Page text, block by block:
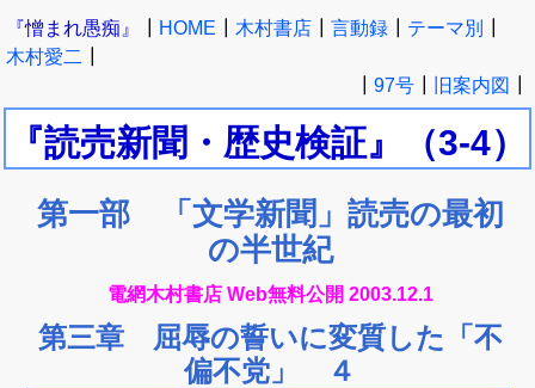
『憎まれ愚痴』 HOME 木村書店 言動録 テーマ別
木村愛二
97号 旧案内図
『読売新聞・歴史検証』 （3-4）
第一部 「文学新聞」読売の最初
の半世紀
電網木村書店 Web無料公開 2003.12.1
第三章 屈辱の誓いに変質した「不
偏不党」 ４